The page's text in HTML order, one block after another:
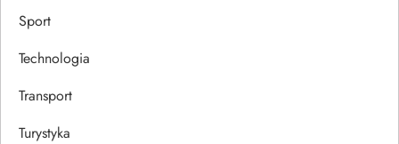
Sport
Technologia
Transport
Turystyka